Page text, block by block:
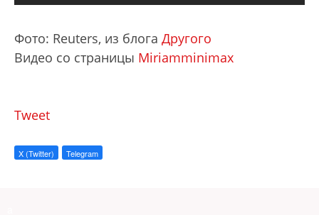
Фото: Reuters, из блога Другого
Видео со страницы Miriamminimax
Tweet
X (Twitter) Telegram